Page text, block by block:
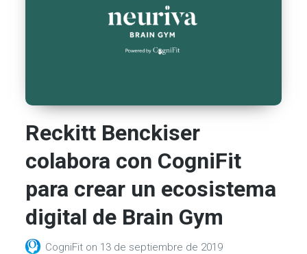
Reckitt Benckiser
colabora con CogniFit
para crear un ecosistema
digital de Brain Gym
CogniFit on 13 de septiembre de 2019